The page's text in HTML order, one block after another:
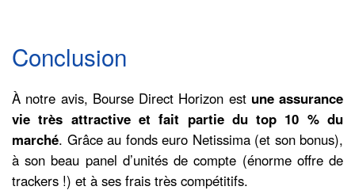
Conclusion
À notre avis, Bourse Direct Horizon est une assurance
vie très attractive et fait partie du top 10 % du
marché. Grâce au fonds euro Netissima (et son bonus),
à son beau panel d’unités de compte (énorme offre de
trackers !) et à ses frais très compétitifs.